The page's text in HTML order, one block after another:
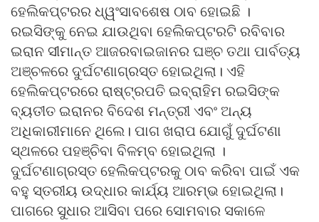
ହେଲିକପ୍ଟରର ଧ୍ୱଂସାବଶେଷ ଠାବ ହୋଇଛି ।
ରଇସିଙ୍କୁ ନେଇ ଯାଉଥିବା ହେଲିକପ୍ଟରଟି ରବିବାର
ଇରାନ ସୀମାନ୍ତ ଆଜରବାଇଜାନର ଘଞ୍ଚ ତଥା ପାର୍ବତ୍ୟ
ଅଞ୍ଚଳରେ ଦୁର୍ଘଟଣାଗ୍ରସ୍ତ ହୋଇଥିଲା। ଏହି
ହେଲିକପ୍ଟରରେ ରାଷ୍ଟ୍ରପତି ଇବ୍ରାହିମ ରଇସିଙ୍କ
ବ୍ୟତୀତ ଇରାନର ବିଦେଶ ମନ୍ତ୍ରୀ ଏବଂ ଅନ୍ୟ
ଅଧିକାରୀମାନେ ଥିଲେ। ପାଗ ଖରାପ ଯୋଗୁଁ ଦୁର୍ଘଟଣା
ସ୍ଥଳରେ ପହଞ୍ଚିବା ବିଳମ୍ବ ହୋଇଥିଲା ।
ଦୁର୍ଘଟଣାଗ୍ରସ୍ତ ହେଲିକପ୍ଟରକୁ ଠାବ କରିବା ପାଇଁ ଏକ
ବହୁ ସ୍ତରୀୟ ଉଦ୍ଧାର କାର୍ଯ୍ୟ ଆରମ୍ଭ ହୋଇଥିଲା।
ପାଗରେ ସୁଧାର ଆସିବା ପରେ ସୋମବାର ସକାଳେ